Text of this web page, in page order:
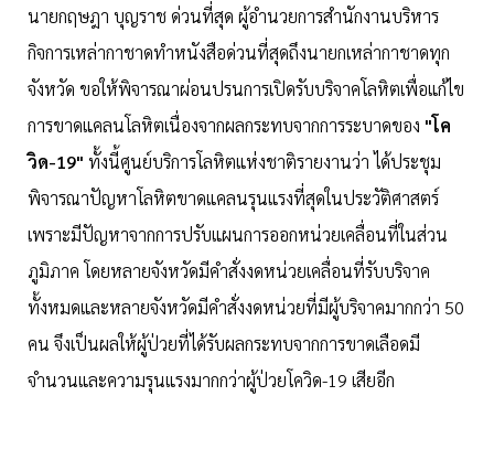
นายกฤษฎา บุญราช ด่วนที่สุด ผู้อำนวยการสำนักงานบริหาร
กิจการเหล่ากาชาดทำหนังสือด่วนที่สุดถึงนายกเหล่ากาชาดทุก
จังหวัด ขอให้พิจารณาผ่อนปรนการเปิดรับบริจาคโลหิตเพื่อแก้ไข
การขาดแคลนโลหิตเนื่องจากผลกระทบจากการระบาดของ "โค
วิด-19" ทั้งนี้ศูนย์บริการโลหิตแห่งชาติรายงานว่า ได้ประชุม
พิจารณาปัญหาโลหิตขาดแคลนรุนแรงที่สุดในประวัติศาสตร์
เพราะมีปัญหาจากการปรับแผนการออกหน่วยเคลื่อนที่ในส่วน
ภูมิภาค โดยหลายจังหวัดมีคำสั่งงดหน่วยเคลื่อนที่รับบริจาค
ทั้งหมดและหลายจังหวัดมีคำสั่งงดหน่วยที่มีผู้บริจาคมากกว่า 50
คน จึงเป็นผลให้ผู้ป่วยที่ได้รับผลกระทบจากการขาดเลือดมี
จำนวนและความรุนแรงมากกว่าผู้ป่วยโควิด-19 เสียอีก